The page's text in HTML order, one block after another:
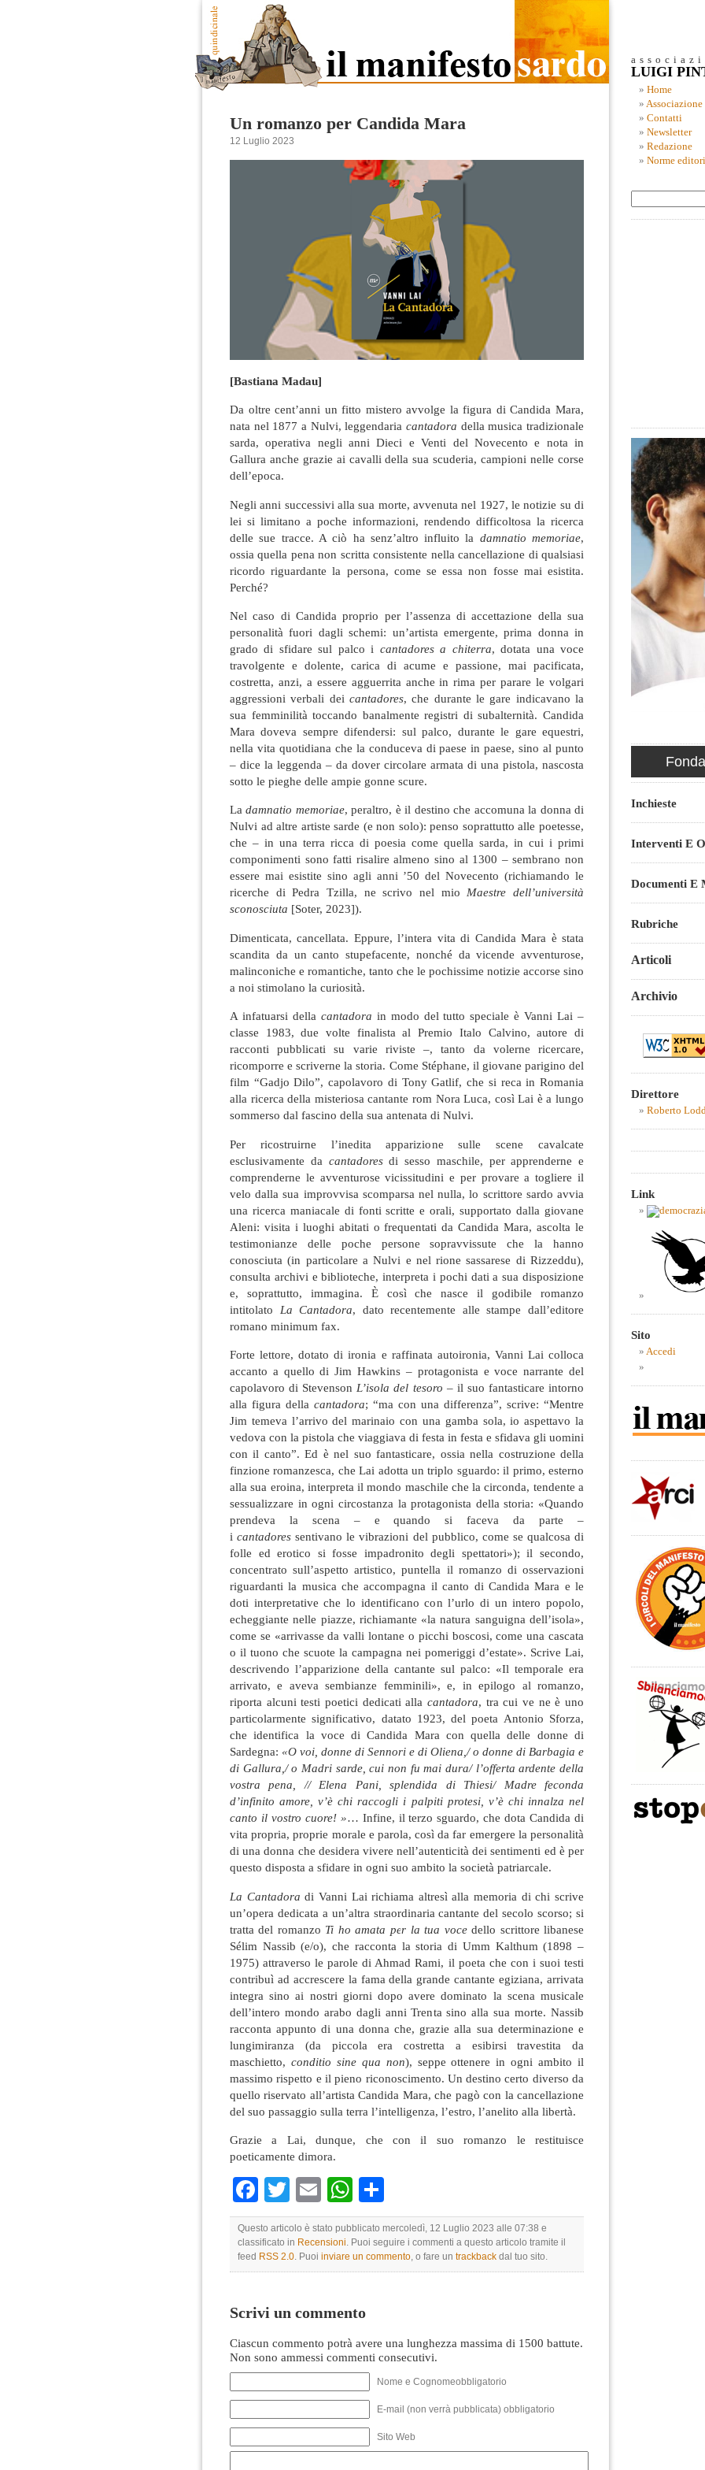
Un romanzo per Candida Mara
12 Luglio 2023
[Bastiana Madau]
Da oltre cent’anni un fitto mistero avvolge la figura di Candida Mara,
nata nel 1877 a Nulvi, leggendaria cantadora della musica tradizionale
sarda, operativa negli anni Dieci e Venti del Novecento e nota in
Gallura anche grazie ai cavalli della sua scuderia, campioni nelle corse
dell’epoca.
Negli anni successivi alla sua morte, avvenuta nel 1927, le notizie su di
lei si limitano a poche informazioni, rendendo difficoltosa la ricerca
delle sue tracce. A ciò ha senz’altro influito la damnatio memoriae,
ossia quella pena non scritta consistente nella cancellazione di qualsiasi
ricordo riguardante la persona, come se essa non fosse mai esistita.
Perché?
Nel caso di Candida proprio per l’assenza di accettazione della sua
personalità fuori dagli schemi: un’artista emergente, prima donna in
grado di sfidare sul palco i cantadores a chiterra, dotata una voce
travolgente e dolente, carica di acume e passione, mai pacificata,
costretta, anzi, a essere agguerrita anche in rima per parare le volgari
aggressioni verbali dei cantadores, che durante le gare indicavano la
sua femminilità toccando banalmente registri di subalternità. Candida
Mara doveva sempre difendersi: sul palco, durante le gare equestri,
nella vita quotidiana che la conduceva di paese in paese, sino al punto
– dice la leggenda – da dover circolare armata di una pistola, nascosta
sotto le pieghe delle ampie gonne scure.
Ladamnatio memoriae, peraltro, è il destino che accomuna la donna di
Nulvi ad altre artiste sarde (e non solo): penso soprattutto alle poetesse,
che – in una terra ricca di poesia come quella sarda, in cui i primi
componimenti sono fatti risalire almeno sino al 1300 – sembrano non
essere mai esistite sino agli anni ’50 del Novecento (richiamando le
ricerche di Pedra Tzilla, ne scrivo nel mioMaestre dell’università
sconosciuta [Soter, 2023]).
Dimenticata, cancellata. Eppure, l’intera vita di Candida Mara è stata
scandita da un canto stupefacente, nonché da vicende avventurose,
malinconiche e romantiche, tanto che le pochissime notizie accorse sino
a noi stimolano la curiosità.
A infatuarsi della cantadora in modo del tutto speciale è Vanni Lai –
classe 1983, due volte finalista al Premio Italo Calvino, autore di
racconti pubblicati su varie riviste –, tanto da volerne ricercare,
ricomporre e scriverne la storia. Come Stéphane, il giovane parigino del
film “Gadjo Dilo”, capolavoro di Tony Gatlif, che si reca in Romania
alla ricerca della misteriosa cantante rom Nora Luca, così Lai è a lungo
sommerso dal fascino della sua antenata di Nulvi.
Per ricostruirne l’inedita apparizione sulle scene cavalcate
esclusivamente da cantadoresdi sesso maschile, per apprenderne e
comprenderne le avventurose vicissitudini e per provare a togliere il
velo dalla sua improvvisa scomparsa nel nulla, lo scrittore sardo avvia
una ricerca maniacale di fonti scritte e orali, supportato dalla giovane
Aleni: visita i luoghi abitati o frequentati da Candida Mara, ascolta le
testimonianze delle poche persone sopravvissute che la hanno
conosciuta (in particolare a Nulvi e nel rione sassarese di Rizzeddu),
consulta archivi e biblioteche, interpreta i pochi dati a sua disposizione
e, soprattutto, immagina. È così che nasce il godibile romanzo
intitolato La Cantadora, dato recentemente alle stampe dall’editore
romano minimum fax.
Forte lettore, dotato di ironia e raffinata autoironia, Vanni Lai colloca
accanto a quello di Jim Hawkins – protagonista e voce narrante del
capolavoro di Stevenson L’isola del tesoro – il suo fantasticare intorno
alla figura della cantadora; “ma con una differenza”, scrive: “Mentre
Jim temeva l’arrivo del marinaio con una gamba sola, io aspettavo la
vedova con la pistola che viaggiava di festa in festa e sfidava gli uomini
con il canto”. Ed è nel suo fantasticare, ossia nella costruzione della
finzione romanzesca, che Lai adotta un triplo sguardo: il primo, esterno
alla sua eroina, interpreta il mondo maschile che la circonda, tendente a
sessualizzare in ogni circostanza la protagonista della storia: «Quando
prendeva la scena – e quando si faceva da parte –
icantadoressentivano le vibrazioni del pubblico, come se qualcosa di
folle ed erotico si fosse impadronito degli spettatori»); il secondo,
concentrato sull’aspetto artistico, puntella il romanzo di osservazioni
riguardanti la musica che accompagna il canto di Candida Mara e le
doti interpretative che lo identificano con l’urlo di un intero popolo,
echeggiante nelle piazze, richiamante «la natura sanguigna dell’isola»,
come se «arrivasse da valli lontane o picchi boscosi, come una cascata
o il tuono che scuote la campagna nei pomeriggi d’estate». Scrive Lai,
descrivendo l’apparizione della cantante sul palco: «Il temporale era
arrivato, e aveva sembianze femminili», e, in epilogo al romanzo,
riporta alcuni testi poetici dedicati alla cantadora, tra cui ve ne è uno
particolarmente significativo, datato 1923, del poeta Antonio Sforza,
che identifica la voce di Candida Mara con quella delle donne di
Sardegna: «O voi, donne di Sennori e di Oliena,/ o donne di Barbagia e
di Gallura,/ o Madri sarde, cui non fu mai dura/ l’offerta ardente della
vostra pena, // Elena Pani, splendida di Thiesi/ Madre feconda
d’infinito amore, v’è chi raccogli i palpiti protesi, v’è chi innalza nel
canto il vostro cuore! »… Infine, il terzo sguardo, che dota Candida di
vita propria, proprie morale e parola, così da far emergere la personalità
di una donna che desidera vivere nell’autenticità dei sentimenti ed è per
questo disposta a sfidare in ogni suo ambito la società patriarcale.
La Cantadoradi Vanni Lai richiama altresì alla memoria di chi scrive
un’opera dedicata a un’altra straordinaria cantante del secolo scorso; si
tratta del romanzo Ti ho amata per la tua vocedello scrittore libanese
Sélim Nassib (e/o), che racconta la storia di Umm Kalthum (1898 –
1975) attraverso le parole di Ahmad Rami, il poeta che con i suoi testi
contribuì ad accrescere la fama della grande cantante egiziana, arrivata
integra sino ai nostri giorni dopo avere dominato la scena musicale
dell’intero mondo arabo dagli anni Trenta sino alla sua morte. Nassib
racconta appunto di una donna che, grazie alla sua determinazione e
lungimiranza (da piccola era costretta a esibirsi travestita da
maschietto, conditio sine qua non), seppe ottenere in ogni ambito il
massimo rispetto e il pieno riconoscimento. Un destino certo diverso da
quello riservato all’artista Candida Mara, che pagò con la cancellazione
del suo passaggio sulla terra l’intelligenza, l’estro, l’anelito alla libertà.
Grazie a Lai, dunque, che con il suo romanzo le restituisce
poeticamente dimora.
Facebook
TwitterEmailWhatsApp
Questo articolo è stato pubblicato mercoledì, 12 Luglio 2023 alle 07:38 e
classificato in Recensioni. Puoi seguire i commenti a questo articolo tramite il
feed RSS 2.0. Puoi inviare un commento, o fare un trackback dal tuo sito.
Scrivi un commento
Ciascun commento potrà avere una lunghezza massima di 1500 battute.
Non sono ammessi commenti consecutivi.
Nome e Cognomeobbligatorio
E-mail (non verrà pubblicata) obbligatorio
Sito Web
LUIGI
Home
Associazione
Contatti
Newsletter
Redazione
Norme
Inchieste
Interventi E
Documenti E
Rubriche
Articoli
Archivio
Direttore
Roberto
Link
Sito
Accedi